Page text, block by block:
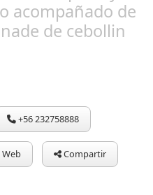
acompañado de
de cebollin
+56 232758888
Web Compartir